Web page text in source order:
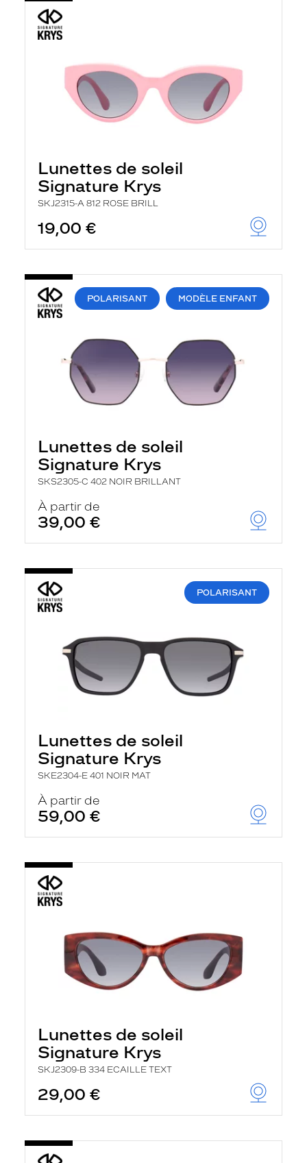
Lunettes de soleil
Signature Krys
SKJ2315-A 812 ROSE BRILL
19,00 €
POLARISANT MODÈLE ENFANT
Lunettes de soleil
Signature Krys
SKS2305-C 402 NOIR BRILLANT
À partir de
39,00 €
POLARISANT
Lunettes de soleil
Signature Krys
SKE2304-E 401 NOIR MAT
À partir de
59,00 €
Lunettes de soleil
Signature Krys
SKJ2309-B 334 ECAILLE TEXT
29,00 €